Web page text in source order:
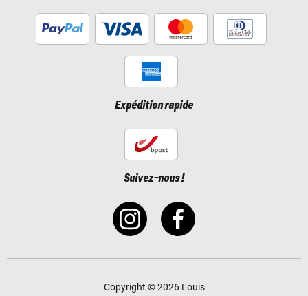
Expédition rapide
Suivez-nous !
Copyright © 2026 Louis